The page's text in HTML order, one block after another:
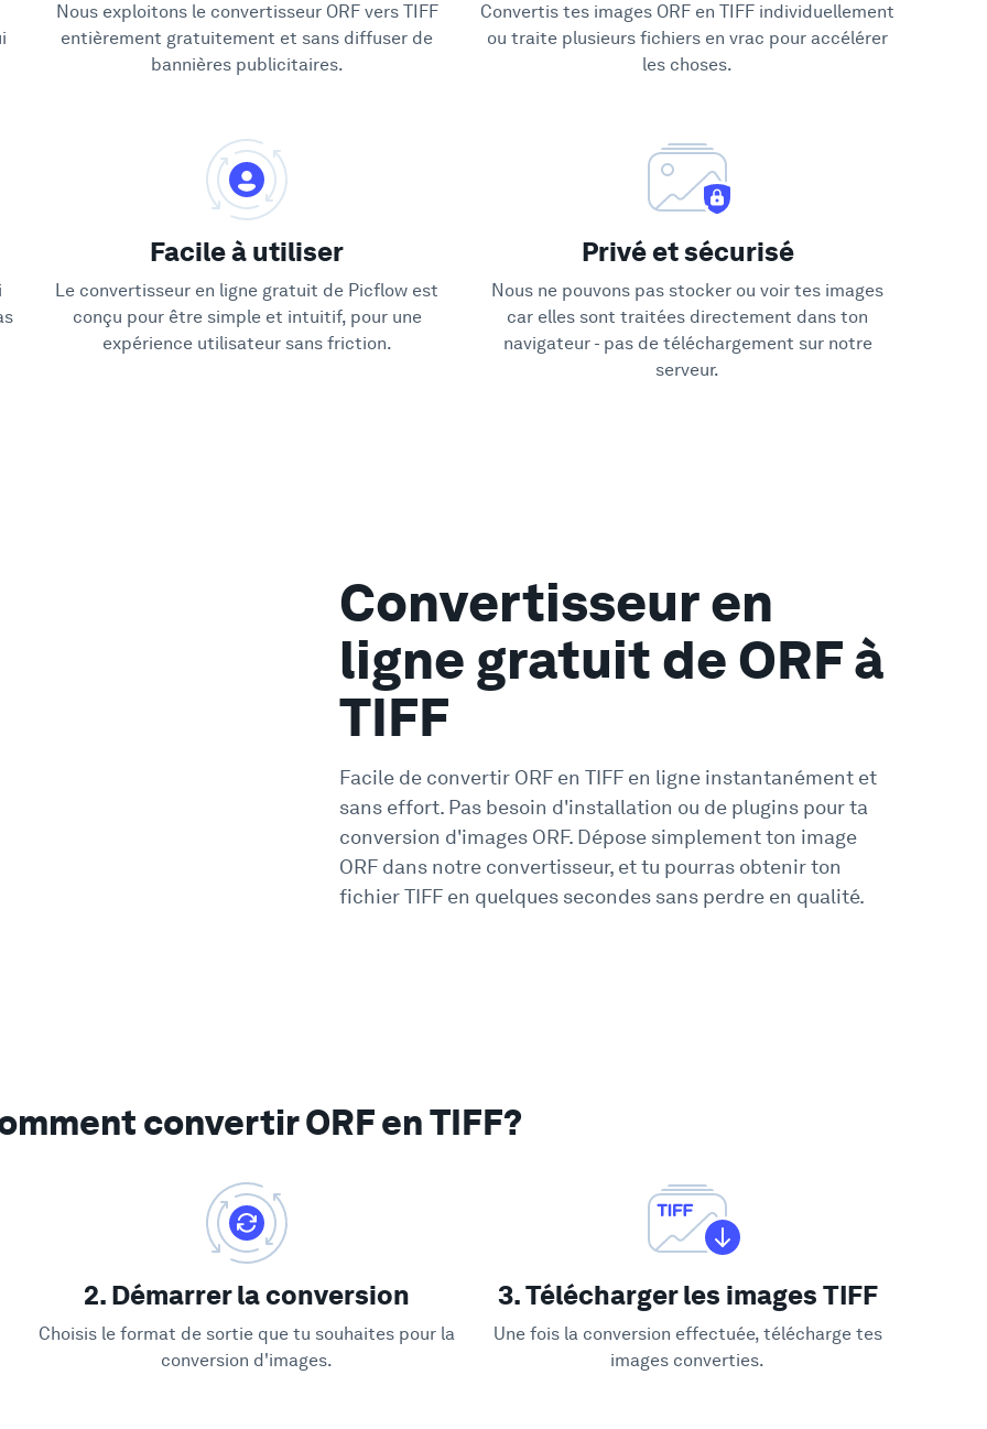
Nous exploitons le convertisseur ORF vers TIFF
entièrement gratuitement et sans diffuser de
bannières publicitaires.
Convertis tes images ORF en TIFF individuellement
ou traite plusieurs fichiers en vrac pour accélérer
les choses.
Facile à utiliser
Le convertisseur en ligne gratuit de Picflow est
conçu pour être simple et intuitif, pour une
expérience utilisateur sans friction.
Privé et sécurisé
Nous ne pouvons pas stocker ou voir tes images
car elles sont traitées directement dans ton
navigateur - pas de téléchargement sur notre
serveur.
Convertisseur en
ligne gratuit de ORF à
TIFF
Facile de convertir ORF en TIFF en ligne instantanément et
sans effort. Pas besoin d'installation ou de plugins pour ta
conversion d'images ORF. Dépose simplement ton image
ORF dans notre convertisseur, et tu pourras obtenir ton
fichier TIFF en quelques secondes sans perdre en qualité.
convertir ORF en TIFF?
2. Démarrer la conversion
Choisis le format de sortie que tu souhaites pour la
conversion d'images.
3. Télécharger les images TIFF
Une fois la conversion effectuée, télécharge tes
images converties.